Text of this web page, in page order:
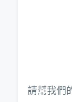
請幫我們